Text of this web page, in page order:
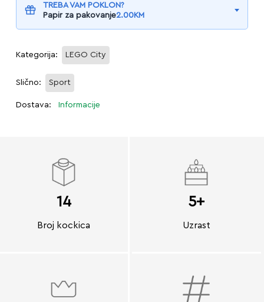
TREBA VAM POKLON?
Papir za pakovanje2.00KM
Kategorija: LEGO City
Slično: Sport
Dostava: Informacije
14
Broj kockica
5+
Uzrast